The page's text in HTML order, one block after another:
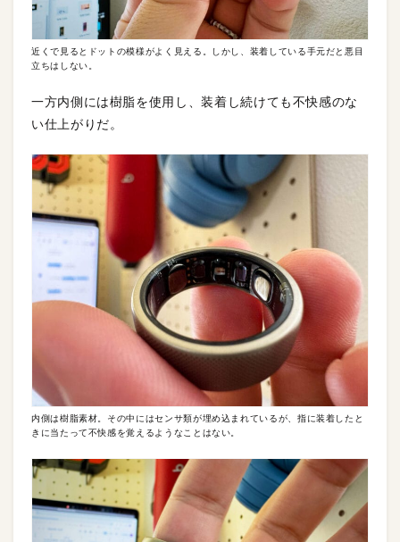
近くで見るとドットの模様がよく見える。しかし、装着している手元だと悪目
立ちはしない。
一方内側には樹脂を使用し、装着し続けても不快感のな
い仕上がりだ。
内側は樹脂素材。その中にはセンサ類が埋め込まれているが、指に装着したと
きに当たって不快感を覚えるようなことはない。